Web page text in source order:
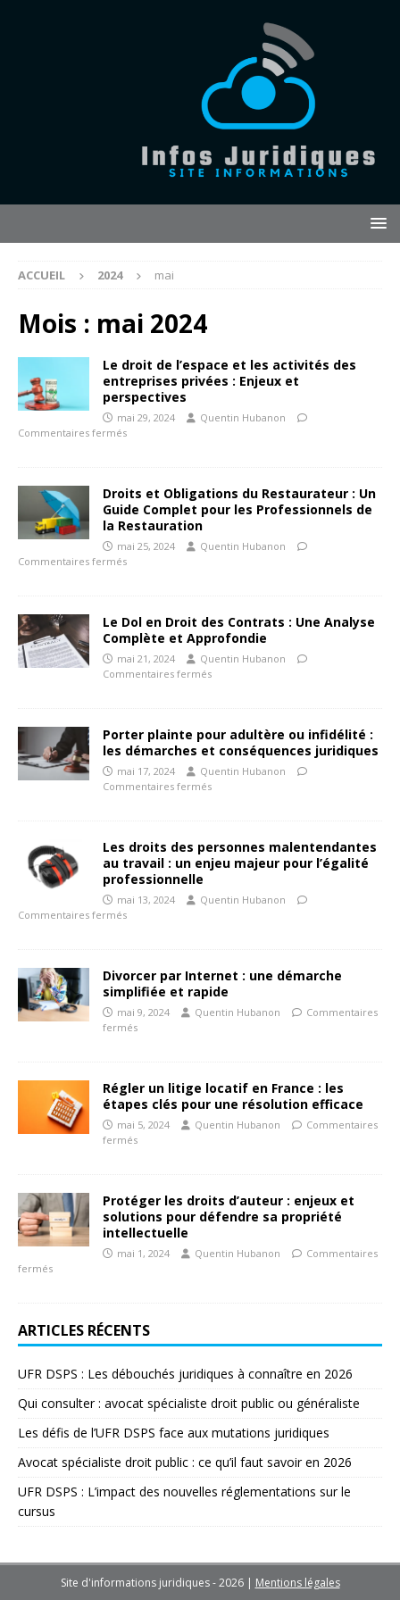
ACCUEIL 2024 mai
Mois : mai 2024
Le droit de l’espace et les activités des
entreprises privées : Enjeux et
perspectives
mai 29, 2024
Quentin Hubanon
Commentaires fermés
Droits et Obligations du Restaurateur : Un
Guide Complet pour les Professionnels de
la Restauration
mai 25, 2024
Quentin Hubanon
Commentaires fermés
Le Dol en Droit des Contrats : Une Analyse
Complète et Approfondie
mai 21, 2024
Quentin Hubanon
Commentaires fermés
Porter plainte pour adultère ou infidélité :
les démarches et conséquences juridiques
mai 17, 2024
Quentin Hubanon
Commentaires fermés
Les droits des personnes malentendantes
au travail : un enjeu majeur pour l’égalité
professionnelle
mai 13, 2024
Quentin Hubanon
Commentaires fermés
Divorcer par Internet : une démarche
simplifiée et rapide
mai 9, 2024 Quentin Hubanon
Commentaires
fermés
Régler un litige locatif en France : les
étapes clés pour une résolution efficace
mai 5, 2024 Quentin Hubanon
Commentaires
fermés
Protéger les droits d’auteur : enjeux et
solutions pour défendre sa propriété
intellectuelle
mai 1, 2024 Quentin Hubanon
Commentaires
fermés
ARTICLES RÉCENTS
UFR DSPS : Les débouchés juridiques à connaître en 2026
Qui consulter : avocat spécialiste droit public ou généraliste
Les défis de l’UFR DSPS face aux mutations juridiques
Avocat spécialiste droit public : ce qu’il faut savoir en 2026
UFR DSPS : L’impact des nouvelles réglementations sur le
cursus
Site d'informations juridiques - 2026 | Mentions légales